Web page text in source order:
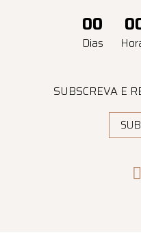
00
Dias
SUBSCREVA E